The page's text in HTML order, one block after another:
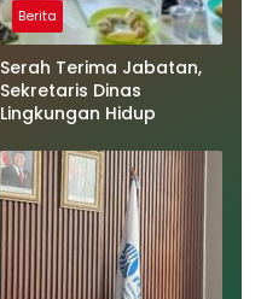
Berita
Serah Terima Jabatan,
Sekretaris Dinas
Lingkungan Hidup